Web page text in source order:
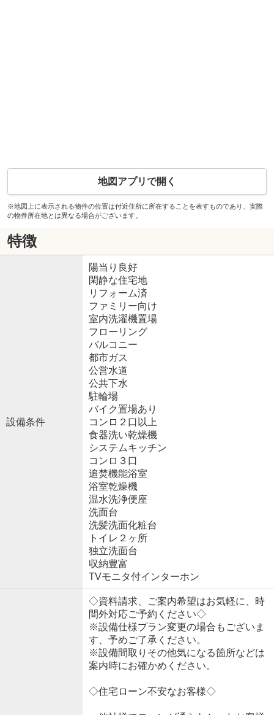
地図アプリで開く
※地図上に表示される物件の位置は付近住所に所在することを表すものであり、実際
の物件所在地とは異なる場合がございます。
特徴
設備条件
陽当り良好
閑静な住宅地
リフォーム済
ファミリー向け
室内洗濯機置場
フローリング
バルコニー
都市ガス
公営水道
公共下水
駐輪場
バイク置場あり
コンロ２口以上
食器洗い乾燥機
システムキッチン
コンロ３口
追焚機能浴室
浴室乾燥機
温水洗浄便座
洗面台
洗髪洗面化粧台
トイレ２ヶ所
独立洗面台
収納豊富
TVモニタ付インターホン
◇資料請求、ご案内希望はお気軽に、時
間外対応ご予約ください◇
※設備仕様プラン変更の場合もございま
す、予めご了承ください。
※設備間取りその他気になる箇所などは
案内時にお確かめください。
◇住宅ローン不安なお客様◇